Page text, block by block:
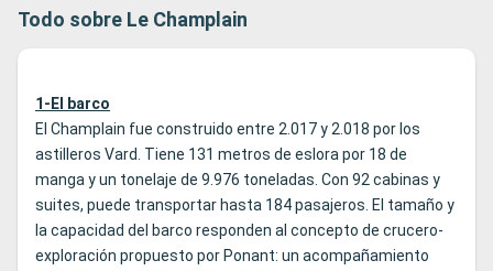
Todo sobre Le Champlain
1-El barco
El Champlain fue construido entre 2.017 y 2.018 por los
astilleros Vard. Tiene 131 metros de eslora por 18 de
manga y un tonelaje de 9.976 toneladas. Con 92 cabinas y
suites, puede transportar hasta 184 pasajeros. El tamaño y
la capacidad del barco responden al concepto de crucero-
exploración propuesto por Ponant: un acompañamiento